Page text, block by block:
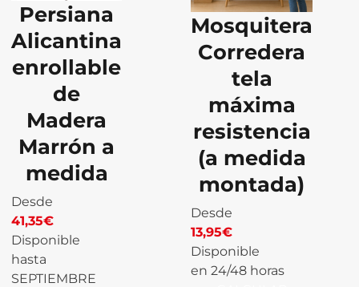
Persiana
Alicantina
enrollable
de
Madera
Marrón a
medida
Desde
41,35€
Disponible
hasta
SEPTIEMBRE
Mosquitera
Corredera
tela
máxima
resistencia
(a medida
montada)
Desde
13,95€
Disponible
en 24/48 horas